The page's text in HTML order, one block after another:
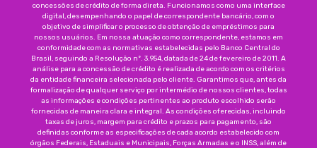
concessões de crédito de forma direta. Funcionamos como uma interface
digital, desempenhando o papel de correspondente bancário, com o
objetivo de simplificar o processo de obtenção de empréstimos para
nossos usuários. Em nossa atuação como correspondente, estamos em
conformidade com as normativas estabelecidas pelo Banco Central do
Brasil, seguindo a Resolução nº. 3.954, datada de 24 de fevereiro de 2011. A
análise para a concessão de crédito é realizada de acordo com os critérios
da entidade financeira selecionada pelo cliente. Garantimos que, antes da
formalização de qualquer serviço por intermédio de nossos clientes, todas
as informações e condições pertinentes ao produto escolhido serão
fornecidas de maneira clara e integral. As condições oferecidas, incluindo
taxas de juros, margem para crédito e prazos para pagamento, são
definidas conforme as especificações de cada acordo estabelecido com
órgãos Federais, Estaduais e Municipais, Forças Armadas e o INSS, além de